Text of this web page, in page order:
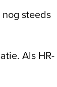
steeds
Als HR-